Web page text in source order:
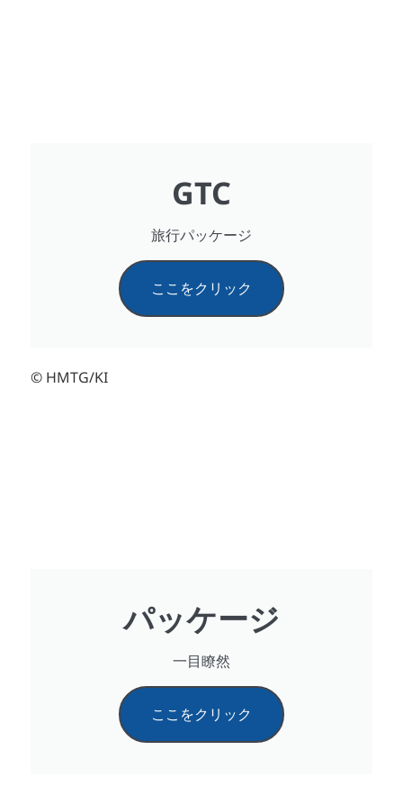
GTC
旅行パッケージ
ここをクリック
© HMTG/KI
パッケージ
一目瞭然
ここをクリック